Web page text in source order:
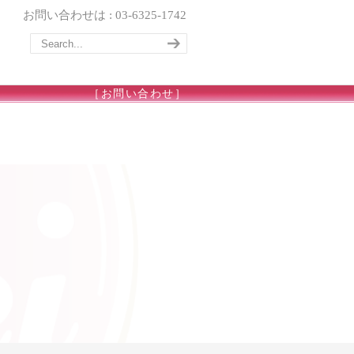
お問い合わせは : 03-6325-1742
［お問い合わせ］